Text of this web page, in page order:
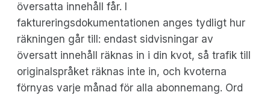
översatta innehåll får. I
faktureringsdokumentationen anges tydligt hur
räkningen går till: endast sidvisningar av
översatt innehåll räknas in i din kvot, så trafik till
originalspråket räknas inte in, och kvoterna
förnyas varje månad för alla abonnemang. Ord